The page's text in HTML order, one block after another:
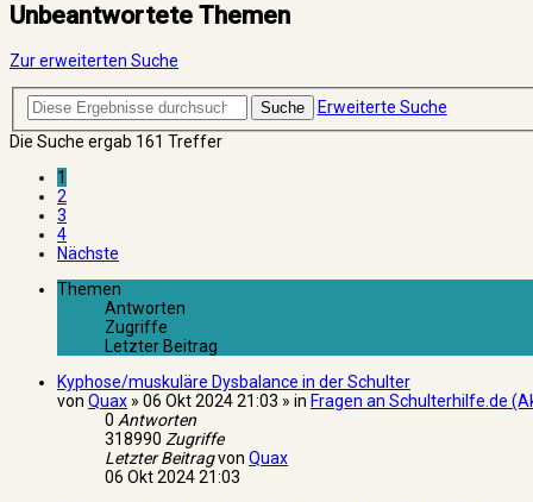
Unbeantwortete Themen
Zur erweiterten Suche
Suche
Erweiterte Suche
Die Suche ergab 161 Treffer
1
2
3
4
Nächste
Themen
Antworten
Zugriffe
Letzter Beitrag
Kyphose/muskuläre Dysbalance in der Schulter
von Quax » 06 Okt 2024 21:03 » in Fragen an Schulterhilfe.de
0 Antworten
318990 Zugriffe
Letzter Beitragvon Quax
06 Okt 2024 21:03